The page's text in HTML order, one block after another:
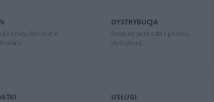
nowy, fabrycznie
DYSTRYBUCJA
Produkt pochodzi z polskiej
dystrybucji.
USŁUGI